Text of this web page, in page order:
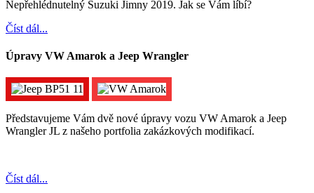
Nepřehlédnutelný Suzuki Jimny 2019. Jak se Vám líbí?
Číst dál...
Úpravy VW Amarok a Jeep Wrangler
Představujeme Vám dvě nové úpravy vozu VW Amarok a Jeep
Wrangler JL z našeho portfolia zakázkových modifikací.
Číst dál...